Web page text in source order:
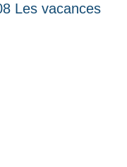
Les vacances